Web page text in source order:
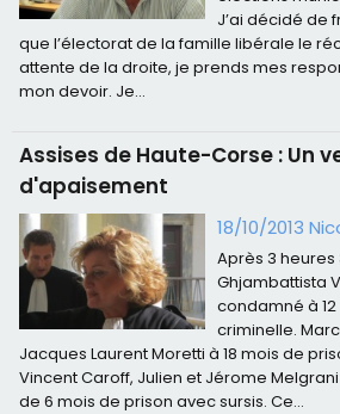
J’ai décidé de
que l’électorat de la famille libérale le
attente de la droite, je prends mes
mon devoir. Je...
Assises de Haute-Corse : Un
d'apaisement
18/10/2013
Après 3
Ghjambattista
condamné à
criminelle.
Jacques Laurent Moretti à 18 mois de
Vincent Caroff, Julien et Jérome
de 6 mois de prison avec sursis. Ce...